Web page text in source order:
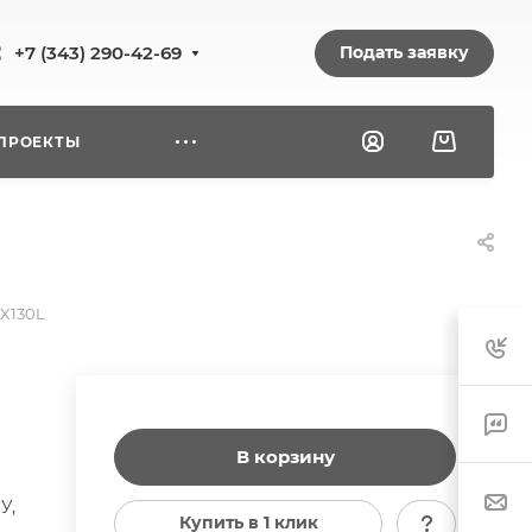
+7 (343) 290-42-69 Подать заявку
В корзину
Купить в 1 клик